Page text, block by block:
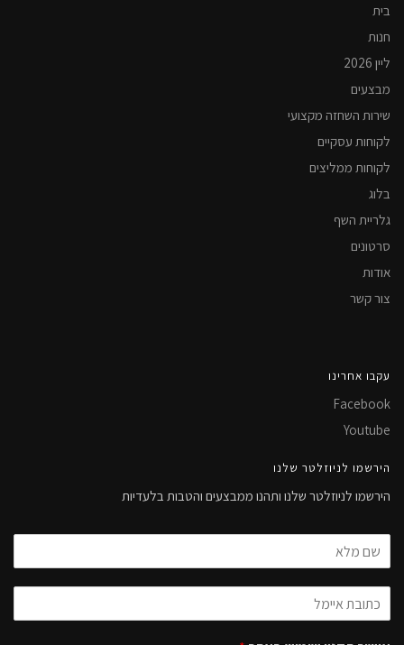
בית
חנות
ליין 2026
מבצעים
שירות השחזה מקצועי
לקוחות עסקיים
לקוחות ממליצים
בלוג
גלריית השף
סרטונים
אודות
צור קשר
עקבו אחרינו
Facebook
Youtube
הירשמו לניוזלטר שלנו
הירשמו לניוזלטר שלנו ותהנו ממבצעים והטבות בלעדיות